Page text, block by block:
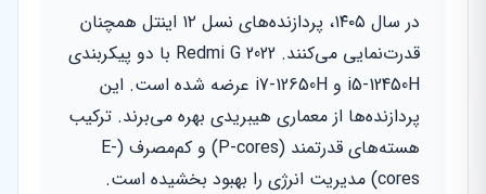
در سال ۱۴۰۵، پردازنده‌های نسل ۱۲ اینتل همچنان
قدرت‌نمایی می‌کنند. Redmi G 2022 با دو پیکربندی
i5-12450H و i7-12650H عرضه شده است. این
پردازنده‌ها از معماری هیبریدی بهره می‌برند. ترکیب
هسته‌های قدرتمند (P-cores) و کم‌مصرف (E-
cores) مدیریت انرژی را بهبود بخشیده است.